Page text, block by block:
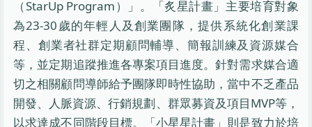
（StarUp Program）」。「炙星計畫」主要培育對象
為23-30歲的年輕人及創業團隊，提供系統化創業課
程、創業者社群定期顧問輔導、簡報訓練及資源媒合
等，並定期追蹤推進各專案項目進度。針對需求媒合適
切之相關顧問導師給予團隊即時性協助，當中不乏產品
開發、人脈資源、行銷規劃、群眾募資及項目MVP等，
以求達成不同階段目標。「小星星計畫」則是致力於培